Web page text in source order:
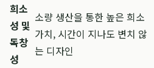
희소
성 및
독창
성
소량 생산을 통한 높은 희소
가치, 시간이 지나도 변치 않
는 디자인